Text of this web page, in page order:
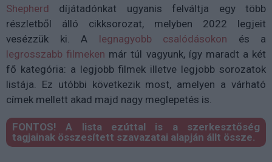
Shepherd díjátadónkat ugyanis felváltja egy több
részletből álló cikksorozat, melyben 2022 legjeit
vesézzük ki. A legnagyobb csalódásokon és a
legrosszabb filmeken már túl vagyunk, így maradt a két
fő kategória: a legjobb filmek illetve legjobb sorozatok
listája. Ez utóbbi következik most, amelyen a várható
címek mellett akad majd nagy meglepetés is.
FONTOS! A lista ezúttal is a szerkesztőség
tagjainak összesített szavazatai alapján állt össze.